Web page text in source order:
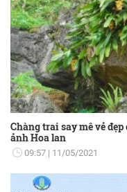
Chàng trai say mê vẻ
ảnh Hoa lan
09:57 11/05/2021